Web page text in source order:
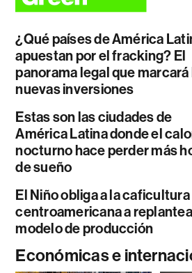
¿Qué países de América
apuestan por el fracking? El
panorama legal que marcará
nuevas inversiones
Estas son las ciudades de
América Latina donde el
nocturno hace perder más
de sueño
El Niño obliga a la caficultura
centroamericana a
modelo de producción
Económicas e